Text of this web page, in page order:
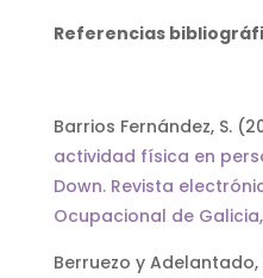
Referencias
Barrios Fernández, S.
actividad física en
Down. Revista
Ocupacional de Galicia,
Berruezo y Adelantado,